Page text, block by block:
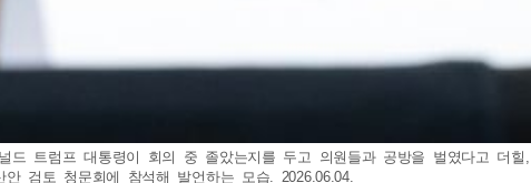
드 트럼프 대통령이 회의 중 졸았는지를 두고 의원들과 공방을 벌였다고 더
검토 청문회에 참석해 발언하는 모습. 2026.06.04.